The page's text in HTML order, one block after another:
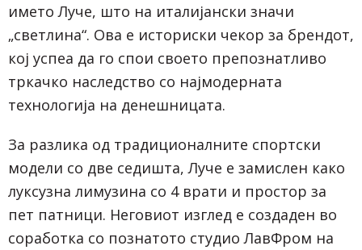
името Луче, што на италијански значи
„светлина“. Ова е историски чекор за брендот,
кој успеа да го спои своето препознатливо
тркачко наследство со најмодерната
технологија на денешницата.
За разлика од традиционалните спортски
модели со две седишта, Луче е замислен како
луксузна лимузина со 4 врати и простор за
пет патници. Неговиот изглед е создаден во
соработка со познатото студио ЛавФром на